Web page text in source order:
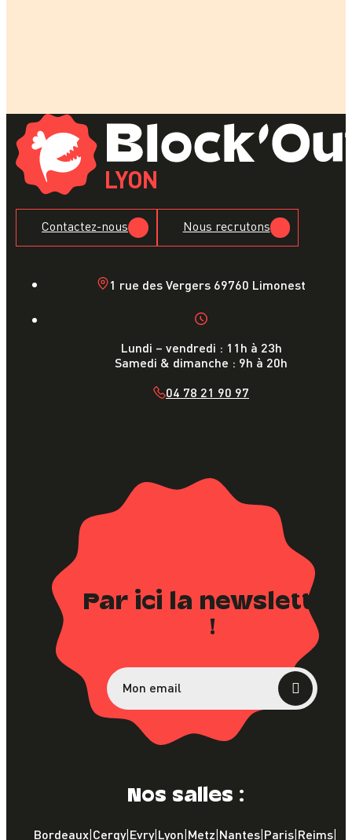
LYON
Contactez-nous Nous recrutons
1 rue des Vergers 69760 Limonest
Lundi – vendredi : 11h à 23h
Samedi & dimanche : 9h à 20h
04 78 21 90 97
Par ici la newsletter
!
Nos salles :
Bordeaux|Cergy|Evry|Lyon|Metz|Nantes|Paris|Reims|